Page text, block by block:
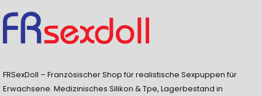
FRSexDoll – Französischer Shop für realistische Sexpuppen für
Erwachsene. Medizinisches Silikon & Tpe, Lagerbestand in